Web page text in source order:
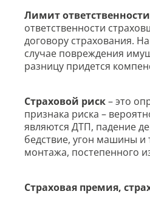
Лимит ответственности
ответственности
договору страхования.
случае повреждения
разницу придется
Страховой риск– это
признака риска –
являются ДТП, падение
бедствие, угон машины и
монтажа, постепенного
Страховая премия,